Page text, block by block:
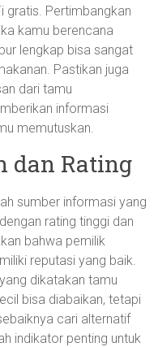
gratis. Pertimbangkan
kamu berencana
lengkap bisa sangat
Pastikan juga
dari tamu
informasi
memutuskan.
dan Rating
sumber informasi yang
rating tinggi dan
bahwa pemilik
reputasi yang baik.
dikatakan tamu
bisa diabaikan, tetapi
cari alternatif
indikator penting untuk